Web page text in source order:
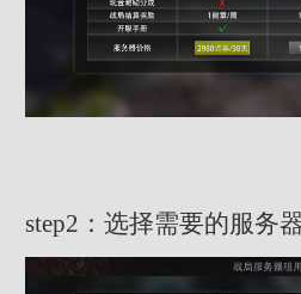
step2：选择需要的服务